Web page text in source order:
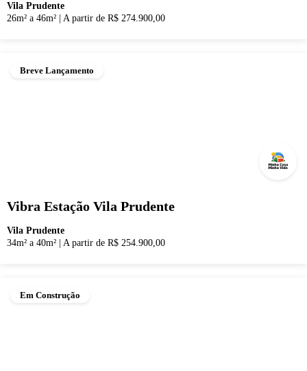
Vila Prudente
26m² a 46m²
A partir de R$ 274.900,00
Breve Lançamento
Vibra Estação Vila Prudente
Vila Prudente
34m² a 40m²
A partir de R$ 254.900,00
Em Construção